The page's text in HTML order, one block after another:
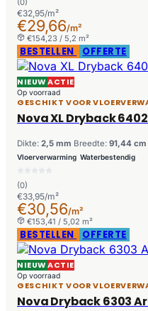
(0)
€32,95/m²
€29,66/m²
€154,23 / 5,2 m²
BESTELLEN OFFERTE
NIEUWACTIE
Op voorraad
GESCHIKT VOOR
Nova XL Dryback
Dikte: 2,5 mm Breedte: 91,44 cm
Vloerverwarming Waterbestendig
(0)
€33,95/m²
€30,56/m²
€153,41 / 5,02 m²
BESTELLEN OFFERTE
NIEUWACTIE
Op voorraad
GESCHIKT VOOR
Nova Dryback 6303